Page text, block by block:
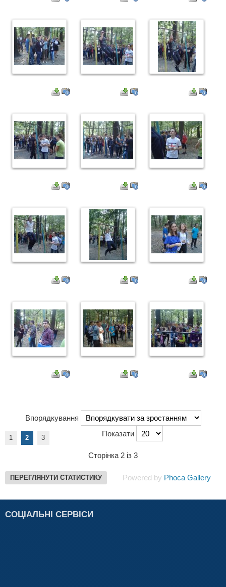
Впорядкування
Показати
1 2 3
Сторінка 2 із 3
ПЕРЕГЛЯНУТИ СТАТИСТИКУ Powered by Phoca Gallery
СОЦІАЛЬНІ СЕРВІСИ